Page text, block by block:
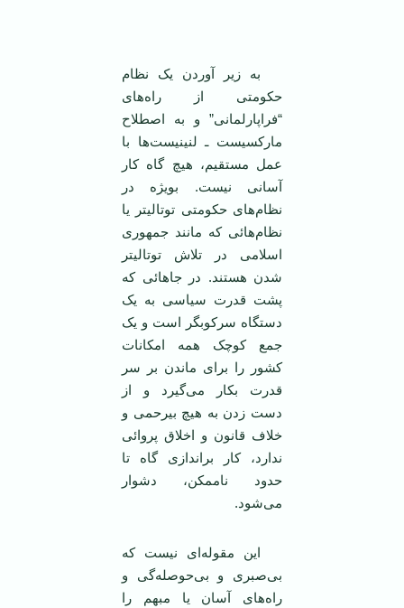
به زیر آوردن یک نظام
حکومتی از راه‌های
“فراپارلمانی” و به اصطلاح
مارکسیست ـ لنینیست‌ها با
عمل مستقیم، هیچ گاه کار
آسانی نیست. بویژه در
نظام‌های حکومتی توتالیتر یا
نظام‌هائی که مانند جمهوری
اسلامی در تلاش توتاليتر
شدن هستند. در جاهائی که
پشت قدرت سیاسی به یک
دستگاه سرکوبگر است و یک
جمع کوچک همه امکانات
کشور را برای ماندن بر سر
قدرت بکار می‌گیرد و از
دست زدن به هیچ بیرحمی و
خلاف قانون و اخلاق پروائی
ندارد، کار براندازی گاه تا
حدود ناممکن، دشوار
می‌شود.
این مقوله‌ای نیست که
بی‌صبری و بی‌حوصله‌گی و
راه‌های آسان یا مبهم را